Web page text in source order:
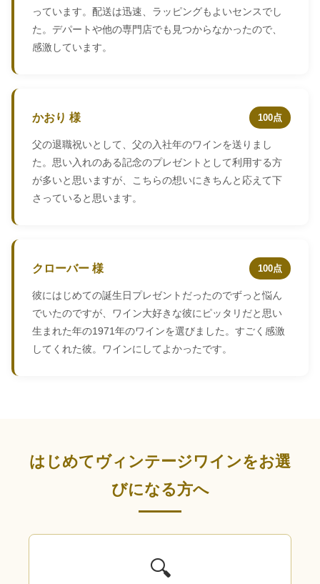
っています。配送は迅速、ラッピングもよいセンスでし
た。デパートや他の専門店でも見つからなかったので、
感激しています。
かおり 様 100点
父の退職祝いとして、父の入社年のワインを送りまし
た。思い入れのある記念のプレゼントとして利用する方
が多いと思いますが、こちらの想いにきちんと応えて下
さっていると思います。
クローバー 様 100点
彼にはじめての誕生日プレゼントだったのでずっと悩ん
でいたのですが、ワイン大好きな彼にピッタリだと思い
生まれた年の1971年のワインを選びました。すごく感激
してくれた彼。ワインにしてよかったです。
はじめてヴィンテージワインをお選
びになる方へ
🔍